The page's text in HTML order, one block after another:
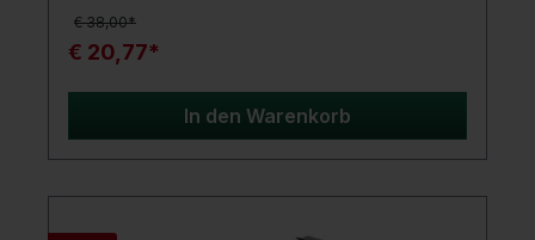
erlebe maximalen Spaß bei minimaler
Größe!Produktdetails: 3 Kugellager Infinite Anti-
Reverse Rücklaufsperre ABS Aluminiumspule
Aluminium-Schnellklappkurbel I-Shape
€ 38,00*
€ 20,77*
In den Warenkorb